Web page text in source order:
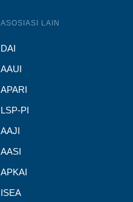
ASOSIASI LAIN
DAI
AAUI
APARI
LSP-PI
AAJI
AASI
APKAI
ISEA